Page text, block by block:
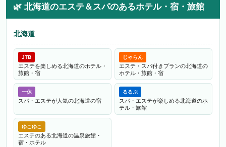
🌿 北海道のエステ＆スパのあるホテル・宿・旅館
北海道
JTB
エステを楽しめる北海道のホテル・
旅館・宿
じゃらん
エステ・スパ付きプランの北海道の
ホテル・旅館・宿
一休
スパ・エステが人気の北海道の宿
るるぶ
スパ・エステが楽しめる北海道のホ
テル・旅館
ゆこゆこ
エステのある北海道の温泉旅館・
宿・ホテル